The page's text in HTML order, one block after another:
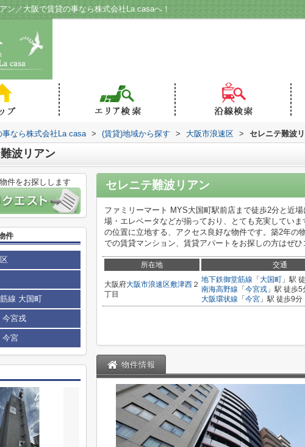
ン／大阪で賃貸の事なら株式会社La casaへ！
事なら株式会社La casa > (賃貸)地域から探す > 大阪市浪速区 > セレニテ難波
波リアン
セレニテ難波リアン
ファミリーマート MYS大国町駅前店まで徒歩2分と近
場・エレベータなどが揃っており、とても充実してい
の位置に立地する、アクセス良好な物件です。築2年の
での賃貸マンション、賃貸アパートをお探しの方はぜ
所在地 交通
大阪府大阪市浪速区敷津西 ２
丁目
地下鉄御堂筋線 「 大国町 」駅
南海高野線 「 今宮戎 」駅 徒歩5
大阪環状線 「 今宮 」駅 徒歩9分
物件情報
件をお探しします
件
線 大国町
今宮戎
今宮